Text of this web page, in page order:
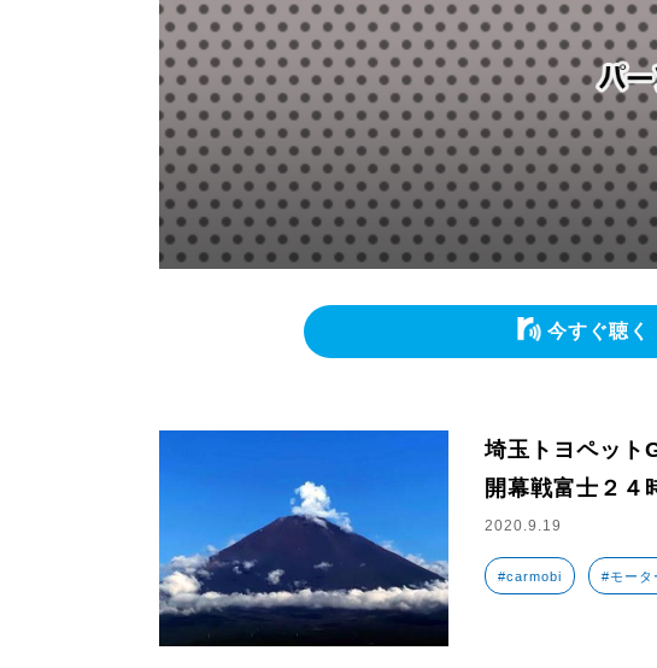
今すぐ聴く
埼玉トヨペット
開幕戦富士２４
2020.9.19
#carmobi #モータ